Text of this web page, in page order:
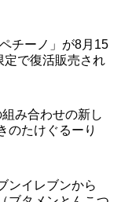
チーノ」が8月15
定で復活販売され
み合わせの新し
のたけぐるーり
ンイレブンから